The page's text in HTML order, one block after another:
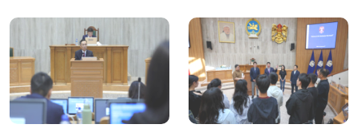
амжилт, тэр ч байтугай
хүний үнэ цэнийг хүртэл
лайк, шэйр, дагагчийн
тоогоор хэмжих хандлага
газар авч
журмын зарим хэсгийг
хүчингүй болгож,
зөвшөөрлийн шинжтэй
103 бүртгэлээс нийслэлийн
бизнес эрхлэгчдийг